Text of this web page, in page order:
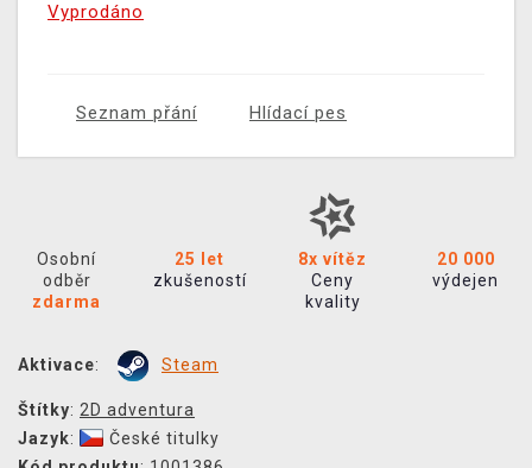
Vyprodáno
Seznam přání Hlídací pes
Osobní
odběr
zdarma
25 let
zkušeností
8x vítěz
Ceny
kvality
20 000
výdejen
Aktivace: Steam
Štítky: 2D adventura
Jazyk:
České titulky